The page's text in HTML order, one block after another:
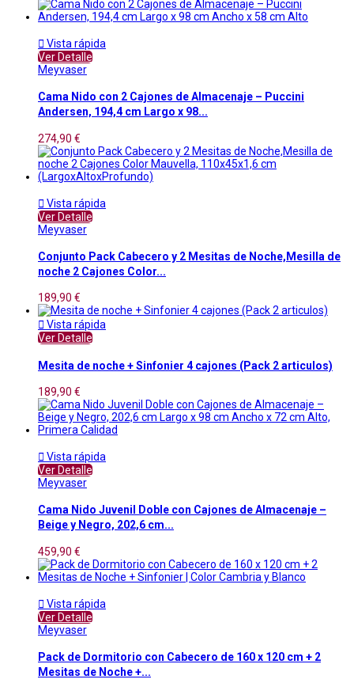
 Vista rápida
Ver Detalle
Meyvaser
Cama Nido con 2 Cajones de Almacenaje – Puccini
Andersen, 194,4 cm Largo x 98...
274,90 €
 Vista rápida
Ver Detalle
Meyvaser
Conjunto Pack Cabecero y 2 Mesitas de Noche,Mesilla de
noche 2 Cajones Color...
189,90 €
 Vista rápida
Ver Detalle
Mesita de noche + Sinfonier 4 cajones (Pack 2 articulos)
189,90 €
 Vista rápida
Ver Detalle
Meyvaser
Cama Nido Juvenil Doble con Cajones de Almacenaje –
Beige y Negro, 202,6 cm...
459,90 €
 Vista rápida
Ver Detalle
Meyvaser
Pack de Dormitorio con Cabecero de 160 x 120 cm + 2
Mesitas de Noche +...